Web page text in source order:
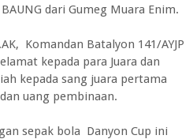
dari Gumeg Muara Enim.
Komandan Batalyon 141/AYJP
kepada para Juara dan
kepada sang juara pertama
uang pembinaan.
sepak bola Danyon Cup ini